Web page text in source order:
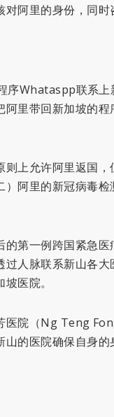
阿里的身份，同时
序Whataspp联系
里带回新加坡的
上允许阿里返国
阿里的新冠病毒
的第一例跨国紧急
人脉联系新山各大
医院。
医院（Ng Teng
的医院确保自身